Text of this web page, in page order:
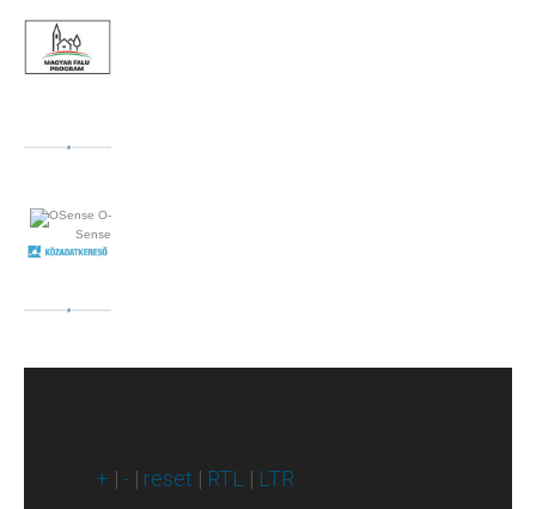
O-
Sense
+ | -| reset | RTL | LTR